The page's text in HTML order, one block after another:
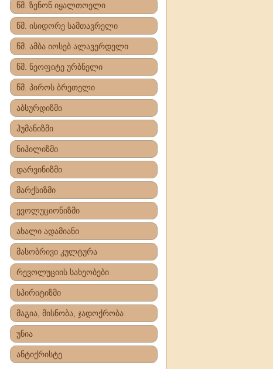
წმ. ზენონ იყალთოელი
წმ. ისიდორე სამთავრელი
წმ. ამბა იოსებ ალავერდელი
წმ. ნეოფიტე ურბნელი
წმ. პიროს ბრეთელი
აბსურდიზმი
ჰუმანიზმი
ნიჰილიზმი
დარვინიზმი
მარქსიზმი
ევოლუციონიზმი
ახალი ადამიანი
მასობრივი კულტურა
რევოლუციის სახეობები
სპირიტიზმი
მაგია, მისნობა, ჯადოქრობა
უნია
ანტიქრისტე